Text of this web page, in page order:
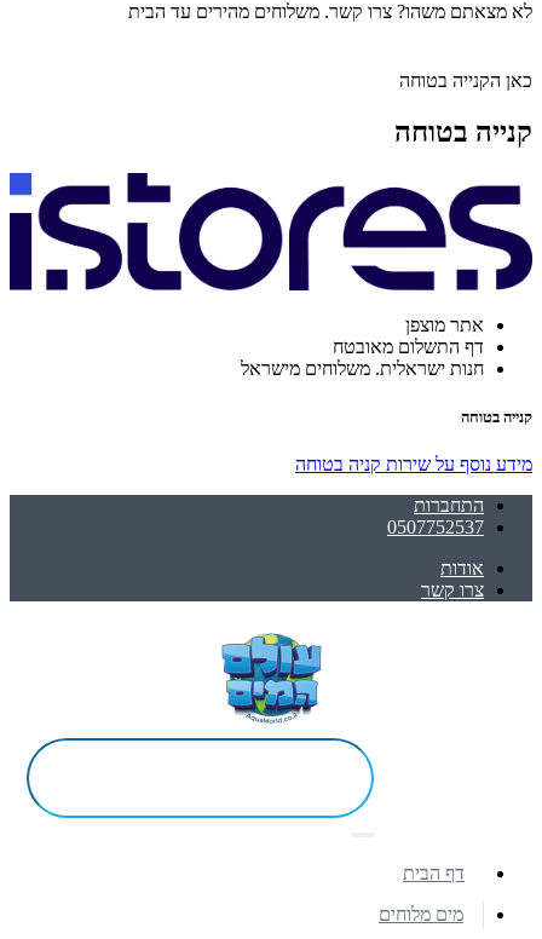
לא מצאתם משהו? צרו קשר. משלוחים מהירים עד הבית
כאן הקנייה בטוחה
קנייה בטוחה
אתר מוצפן
דף התשלום מאובטח
חנות ישראלית. משלוחים מישראל
קנייה בטוחה
מידע נוסף על שירות קניה בטוחה
התחברות
0507752537
אודות
צרו קשר
דף הבית
מים מלוחים